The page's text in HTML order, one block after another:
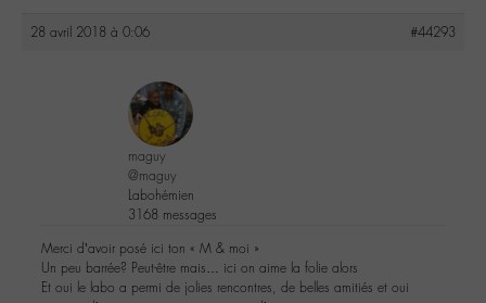
28 avril 2018 à 0:06 #44293
maguy
@maguy
Labohémien
3168 messages
Merci d’avoir posé ici ton « M & moi »
Un peu barrée? Peut-être mais… ici on aime la folie alors
Et oui le labo a permi de jolies rencontres, de belles amitiés et oui